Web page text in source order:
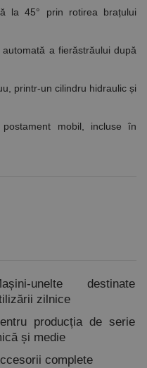
la 45° prin rotirea brațului
a fierăstrăului după
printr-un cilindru hidraulic și
mobil, incluse în
unelte destinate
zilnice
producția de serie
și medie
complete